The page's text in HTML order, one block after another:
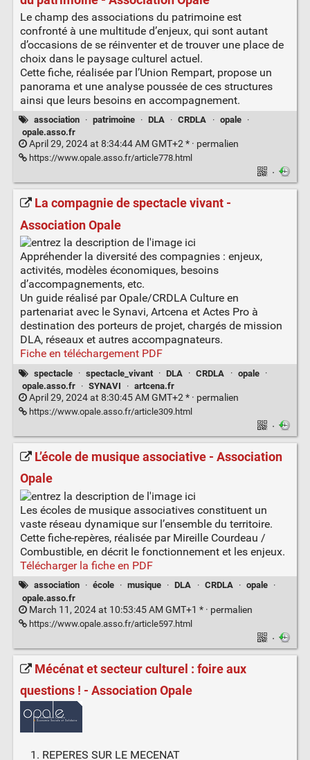
Le champ des associations du patrimoine est
confronté à une multitude d’enjeux, qui sont autant
d’occasions de se réinventer et de trouver une place de
choix dans le paysage culturel actuel.
Cette fiche, réalisée par l’Union Rempart, propose un
panorama et une analyse poussée de ces structures
ainsi que leurs besoins en accompagnement.
association · patrimoine · DLA · CRDLA · opale
·
opale.asso.fr
April 29, 2024 at 8:34:44 AM GMT+2 * · permalien
https://www.opale.asso.fr/article778.html
·
La compagnie de spectacle vivant -
Association Opale
Appréhender la diversité des compagnies : enjeux,
activités, modèles économiques, besoins
d’accompagnements, etc.
Un guide réalisé par Opale/CRDLA Culture en
partenariat avec le Synavi, Artcena et Actes Pro à
destination des porteurs de projet, chargés de mission
DLA, réseaux et autres accompagnateurs.
Fiche en téléchargement PDF
spectacle · spectacle_vivant · DLA · CRDLA · opale
·
opale.asso.fr
· SYNAVI · artcena.fr
April 29, 2024 at 8:30:45 AM GMT+2 * · permalien
https://www.opale.asso.fr/article309.html
·
L’école de musique associative - Association
Opale
Les écoles de musique associatives constituent un
vaste réseau dynamique sur l’ensemble du territoire.
Cette fiche-repères, réalisée par Mireille Courdeau /
Combustible, en décrit le fonctionnement et les enjeux.
Télécharger la fiche en PDF
association · école · musique · DLA · CRDLA · opale
·
opale.asso.fr
March 11, 2024 at 10:53:45 AM GMT+1 * · permalien
https://www.opale.asso.fr/article597.html
·
Mécénat et secteur culturel : foire aux
questions ! - Association Opale
REPERES SUR LE MECENAT